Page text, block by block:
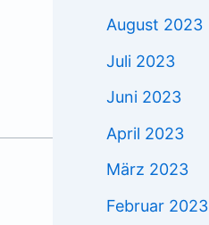
August 2023
Juli 2023
Juni 2023
April 2023
März 2023
Februar 2023